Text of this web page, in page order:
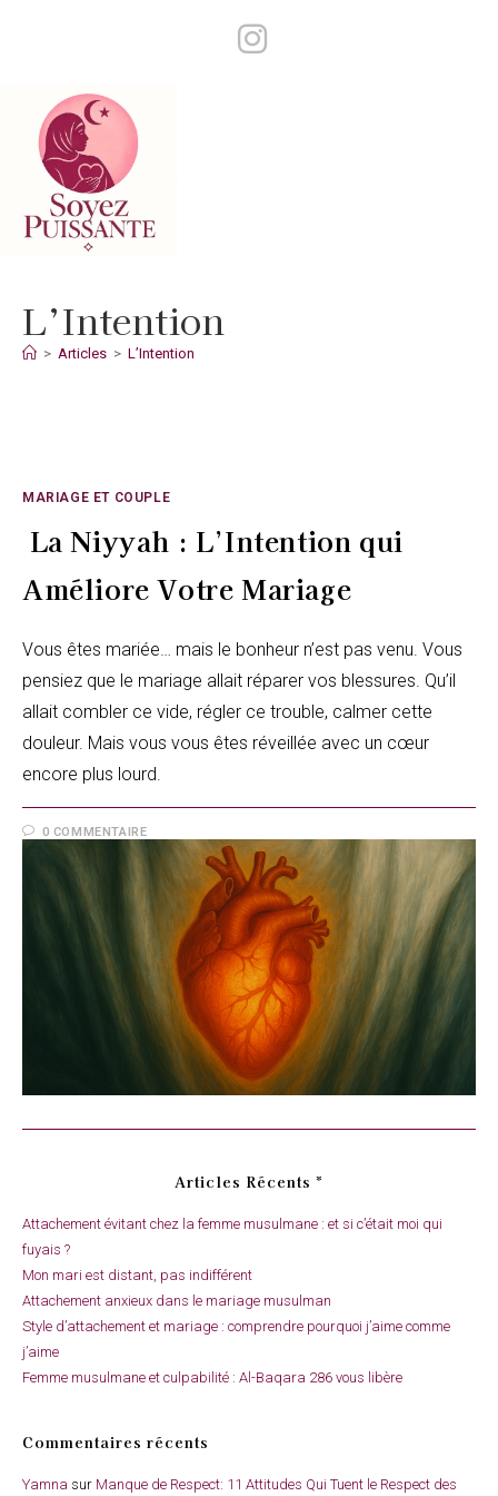
L’Intention
> Articles > L’Intention
MARIAGE ET COUPLE
La Niyyah : L’Intention qui
Améliore Votre Mariage
Vous êtes mariée… mais le bonheur n’est pas venu. Vous
pensiez que le mariage allait réparer vos blessures. Qu’il
allait combler ce vide, régler ce trouble, calmer cette
douleur. Mais vous vous êtes réveillée avec un cœur
encore plus lourd.
0 COMMENTAIRE
Articles Récents *
Attachement évitant chez la femme musulmane : et si c’était moi qui
fuyais ?
Mon mari est distant, pas indifférent
Attachement anxieux dans le mariage musulman
Style d’attachement et mariage : comprendre pourquoi j’aime comme
j’aime
Femme musulmane et culpabilité : Al-Baqara 286 vous libère
Commentaires récents
Yamna sur Manque de Respect: 11 Attitudes Qui Tuent le Respect des